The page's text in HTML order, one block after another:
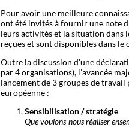
Pour avoir une meilleure
ont été invités à fournir une note
leurs activités et la situation dans
reçues et sont disponibles dans le
Outre la discussion d’une
par 4 organisations), l’avancée
lancement de 3 groupes de
européenne :
Sensibilisation / stratégie
Que voulons-nous réaliser